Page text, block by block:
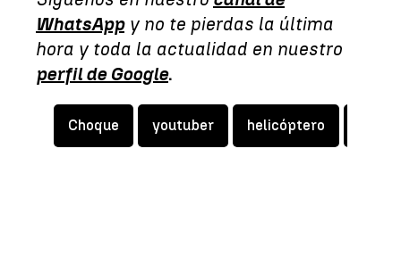
WhatsAppy no te pierdas la última
hora y toda la actualidad en nuestro
perfil de Google.
Choque youtuber helicóptero